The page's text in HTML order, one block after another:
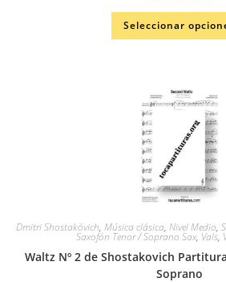
Valorado en
5.00de 5
Seleccionar
Dmitri Shostakóvich, Música clásica, Nivel Medio,
Saxofón Tenor / Soprano Sax, Vals,
Waltz Nº 2 de Shostakovich
Soprano